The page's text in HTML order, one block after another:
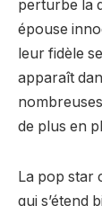
perturbe la
épouse
leur fidèle
apparaît
de plus en
La pop star
qui s’étend